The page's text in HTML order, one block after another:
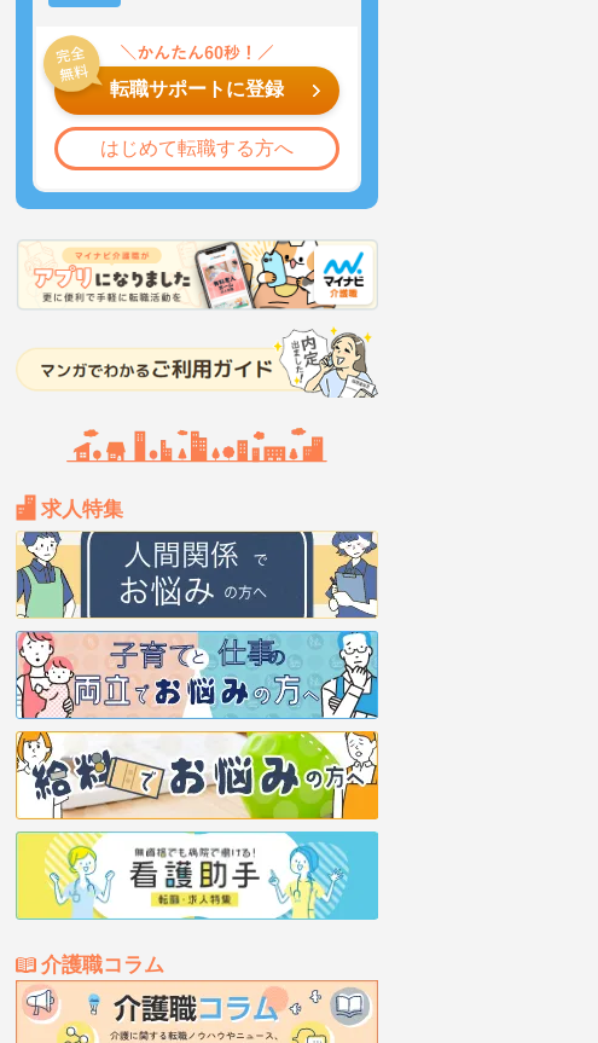
転職サポートに登録
はじめて転職する方へ
求人特集
介護職コラム